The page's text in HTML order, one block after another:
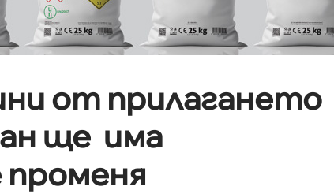
от прилагането
ще има